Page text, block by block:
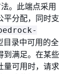
。此端点采用
平分配，同时支
目录中可用的全
到满足。在某些
量可用时，请求